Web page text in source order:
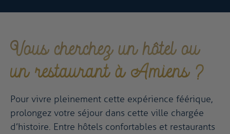
Vous cherchez un hôtel ou
un restaurant à Amiens ?
Pour vivre pleinement cette expérience féérique,
prolongez votre séjour dans cette ville chargée
d’histoire. Entre hôtels confortables et restaurants